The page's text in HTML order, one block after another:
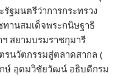
ฐมนตรีว่าการกระทรวง
านสมเด็จพระกนิษฐาธิ
ฯ สยามบรมราชกุมารี
รนวัตกรรมสู่ตลาดสากล (
ษ์ อุดมวิชัยวัฒน์ อธิบดีกรม